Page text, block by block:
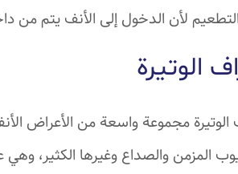
لأن الدخول إلى الأنف يتم من
الوتيرة
الوتيرة مجموعة واسعة من الأعراض
المزمن والصداع وغيرها الكثير،